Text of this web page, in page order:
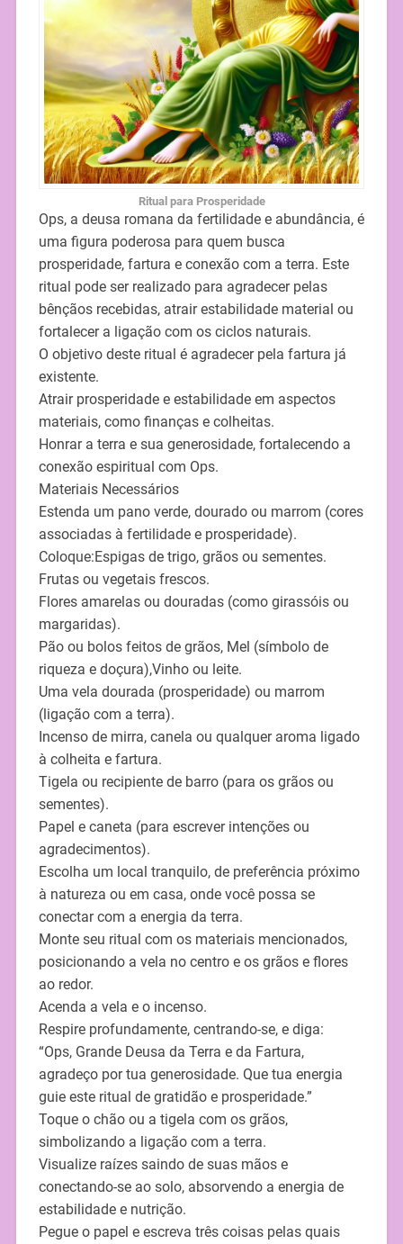
Ritual para Prosperidade
Ops, a deusa romana da fertilidade e abundância, é
uma figura poderosa para quem busca
prosperidade, fartura e conexão com a terra. Este
ritual pode ser realizado para agradecer pelas
bênçãos recebidas, atrair estabilidade material ou
fortalecer a ligação com os ciclos naturais.
O objetivo deste ritual é agradecer pela fartura já
existente.
Atrair prosperidade e estabilidade em aspectos
materiais, como finanças e colheitas.
Honrar a terra e sua generosidade, fortalecendo a
conexão espiritual com Ops.
Materiais Necessários
Estenda um pano verde, dourado ou marrom (cores
associadas à fertilidade e prosperidade).
Coloque:Espigas de trigo, grãos ou sementes.
Frutas ou vegetais frescos.
Flores amarelas ou douradas (como girassóis ou
margaridas).
Pão ou bolos feitos de grãos, Mel (símbolo de
riqueza e doçura),Vinho ou leite.
Uma vela dourada (prosperidade) ou marrom
(ligação com a terra).
Incenso de mirra, canela ou qualquer aroma ligado
à colheita e fartura.
Tigela ou recipiente de barro (para os grãos ou
sementes).
Papel e caneta (para escrever intenções ou
agradecimentos).
Escolha um local tranquilo, de preferência próximo
à natureza ou em casa, onde você possa se
conectar com a energia da terra.
Monte seu ritual com os materiais mencionados,
posicionando a vela no centro e os grãos e flores
ao redor.
Acenda a vela e o incenso.
Respire profundamente, centrando-se, e diga:
“Ops, Grande Deusa da Terra e da Fartura,
agradeço por tua generosidade. Que tua energia
guie este ritual de gratidão e prosperidade.”
Toque o chão ou a tigela com os grãos,
simbolizando a ligação com a terra.
Visualize raízes saindo de suas mãos e
conectando-se ao solo, absorvendo a energia de
estabilidade e nutrição.
Pegue o papel e escreva três coisas pelas quais